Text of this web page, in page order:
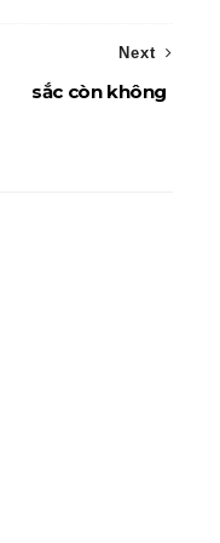
Next
sắc còn không